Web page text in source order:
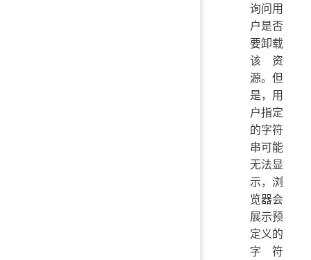
询问用
户是否
要卸载
该资
源。但
是，用
户指定
的字符
串可能
无法显
示，浏
览器会
展示预
定义的
字符